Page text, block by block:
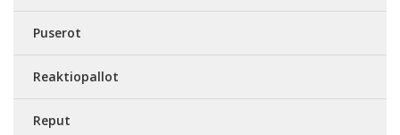
Puserot
Reaktiopallot
Reput